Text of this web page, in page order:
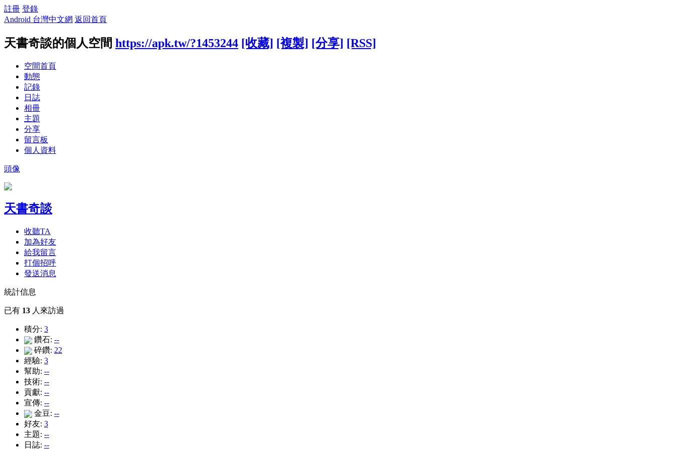
註冊 登錄
Android 台灣中文網 返回首頁
天書奇談的個人空間 https://apk.tw/?1453244 [收藏] [複製] [分享] [RSS]
空間首頁
動態
記錄
日誌
相冊
主題
分享
留言板
個人資料
頭像
天書奇談
收聽TA
加為好友
給我留言
打個招呼
發送消息
統計信息
已有 13 人來訪過
積分: 3
鑽石: --
碎鑽: 22
經驗: 3
幫助: --
技術: --
貢獻: --
宣傳: --
金豆: --
好友: 3
主題: --
日誌: --